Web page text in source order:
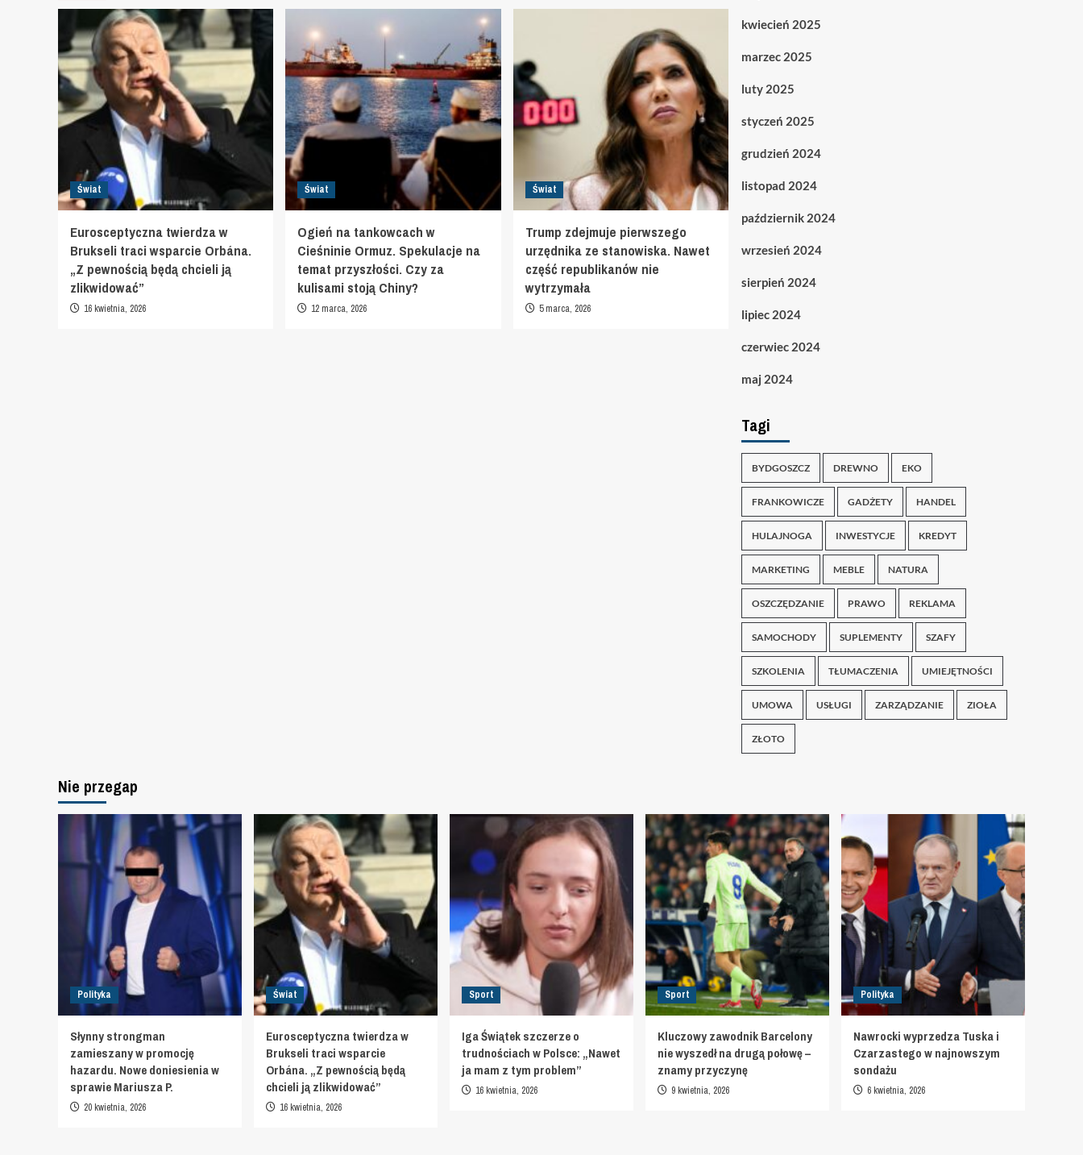
Świat
Eurosceptyczna twierdza w
Brukseli traci wsparcie Orbána.
„Z pewnością będą chcieli ją
zlikwidować”
16 kwietnia, 2026
Świat
Ogień na tankowcach w
Cieśninie Ormuz. Spekulacje na
temat przyszłości. Czy za
kulisami stoją Chiny?
12 marca, 2026
Świat
Trump zdejmuje pierwszego
urzędnika ze stanowiska. Nawet
część republikanów nie
wytrzymała
5 marca, 2026
kwiecień 2025
marzec 2025
luty 2025
styczeń 2025
grudzień 2024
listopad 2024
październik 2024
wrzesień 2024
sierpień 2024
lipiec 2024
czerwiec 2024
maj 2024
Tagi
BYDGOSZCZ DREWNO EKO
FRANKOWICZE GADŻETY HANDEL
HULAJNOGA INWESTYCJE KREDYT
MARKETING MEBLE NATURA
OSZCZĘDZANIE PRAWO REKLAMA
SAMOCHODY SUPLEMENTY SZAFY
SZKOLENIA TŁUMACZENIA UMIEJĘTNOŚCI
UMOWA USŁUGI ZARZĄDZANIE ZIOŁA
ZŁOTO
Nie przegap
Polityka
Słynny strongman
zamieszany w promocję
hazardu. Nowe doniesienia w
sprawie Mariusza P.
20 kwietnia, 2026
Świat
Eurosceptyczna twierdza w
Brukseli traci wsparcie
Orbána. „Z pewnością będą
chcieli ją zlikwidować”
16 kwietnia, 2026
Sport
Iga Świątek szczerze o
trudnościach w Polsce: „Nawet
ja mam z tym problem”
16 kwietnia, 2026
Sport
Kluczowy zawodnik Barcelony
nie wyszedł na drugą połowę –
znamy przyczynę
9 kwietnia, 2026
Polityka
Nawrocki wyprzedza Tuska i
Czarzastego w najnowszym
sondażu
6 kwietnia, 2026